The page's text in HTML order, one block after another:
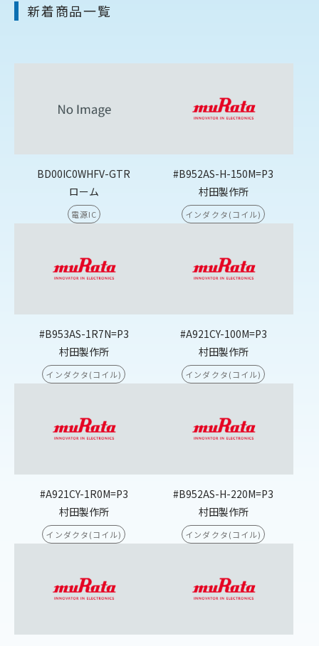
新着商品一覧
BD00IC0WHFV-GTR
ローム
電源IC
#B952AS-H-150M=P3
村田製作所
インダクタ(コイル)
#B953AS-1R7N=P3
村田製作所
インダクタ(コイル)
#A921CY-100M=P3
村田製作所
インダクタ(コイル)
#A921CY-1R0M=P3
村田製作所
インダクタ(コイル)
#B952AS-H-220M=P3
村田製作所
インダクタ(コイル)